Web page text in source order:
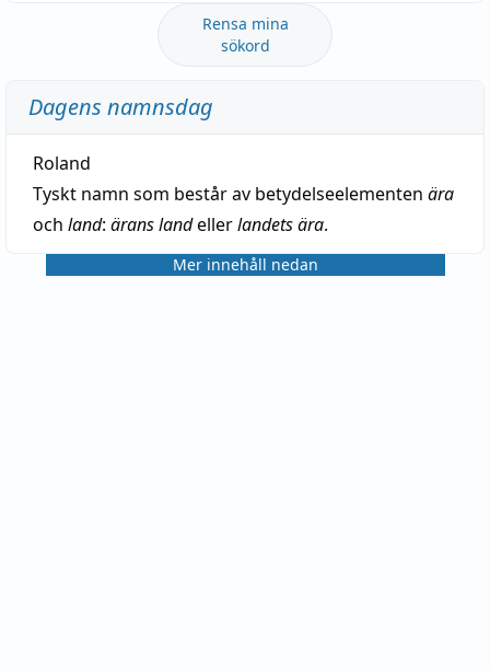
Rensa mina
sökord
Dagens namnsdag
Roland
Tyskt namn som består av betydelseelementen ära
och land: ärans landellerlandets ära.
Mer innehåll nedan